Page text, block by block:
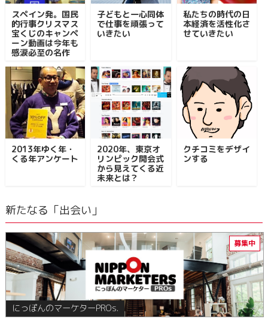
スペイン発。国民
的行事クリスマス
宝くじのキャンペ
ーン動画は今年も
感涙必至の名作
子どもと一心同体
で仕事を頑張って
いきたい
私たちの時代の日
本経済を活性化さ
せていきたい
2013年ゆく年・
くる年アンケート
2020年、東京オ
リンピック開会式
から見えてくる近
未来とは？
クチコミをデザイ
ンする
新たなる「出会い」
にっぽんのマーケターPROs.